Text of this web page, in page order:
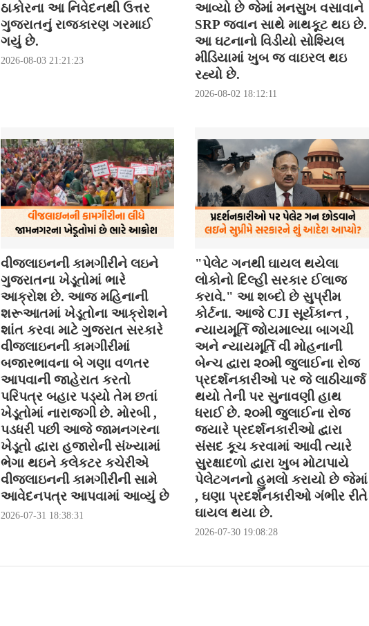
ઠાકોરના આ નિવેદનથી ઉત્તર
ગુજરાતનું રાજકારણ ગરમાઈ
ગયું છે.
2026-08-03 21:21:23
આવ્યો છે જેમાં મનસુખ વસાવાને
SRP જવાન સાથે માથકૂટ થઇ છે.
આ ઘટનાનો વિડીયો સોશ્યિલ
મીડિયામાં ખુબ જ વાઇરલ થઇ
રહ્યો છે.
2026-08-02 18:12:11
વીજલાઇનની કામગીરીને લઇને
ગુજરાતના ખેડૂતોમાં ભારે
આક્રોશ છે. આજ મહિનાની
શરૂઆતમાં ખેડૂતોના આક્રોશને
શાંત કરવા માટે ગુજરાત સરકારે
વીજલાઇનની કામગીરીમાં
બજારભાવના બે ગણા વળતર
આપવાની જાહેરાત કરતો
પરિપત્ર બહાર પડ્યો તેમ છતાં
ખેડૂતોમાં નારાજગી છે. મોરબી ,
પડધરી પછી આજે જામનગરના
ખેડૂતો દ્વારા હજારોની સંખ્યામાં
ભેગા થઇને કલેકટર કચેરીએ
વીજલાઇનની કામગીરીની સામે
આવેદનપત્ર આપવામાં આવ્યું છે
2026-07-31 18:38:31
"પેલેટ ગનથી ઘાયલ થયેલા
લોકોનો દિલ્હી સરકાર ઈલાજ
કરાવે." આ શબ્દો છે સુપ્રીમ
કોર્ટના. આજે CJI સૂર્યકાન્ત ,
ન્યાયમૂર્તિ જોયમાલ્યા બાગચી
અને ન્યાયમૂર્તિ વી મોહનાની
બેન્ચ દ્વારા ૨૦મી જુલાઈના રોજ
પ્રદર્શનકારીઓ પર જે લાઠીચાર્જ
થયો તેની પર સુનાવણી હાથ
ધરાઈ છે. ૨૦મી જુલાઈના રોજ
જયારે પ્રદર્શનકારીઓ દ્વારા
સંસદ કૂચ કરવામાં આવી ત્યારે
સુરક્ષાદળો દ્વારા ખુબ મોટાપાયે
પેલેટગનનો હુમલો કરાયો છે જેમાં
, ઘણા પ્રદર્શનકારીઓ ગંભીર રીતે
ઘાયલ થયા છે.
2026-07-30 19:08:28